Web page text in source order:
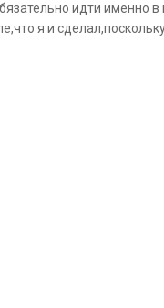
идти именно
я и